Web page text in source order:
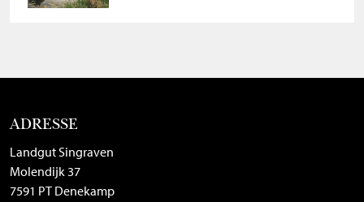
ADRESSE
Landgut Singraven
Molendijk 37
7591 PT Denekamp